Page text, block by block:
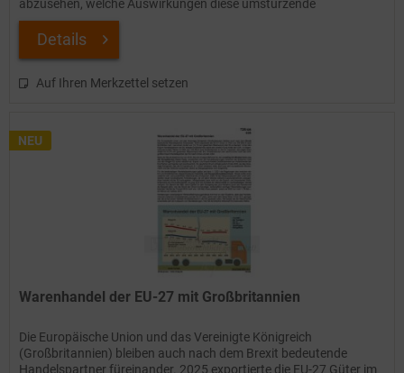
abzusehen, welche Auswirkungen diese umstürzende
Innovation...
Details
Auf Ihren Merkzettel setzen
NEU
Warenhandel der EU-27 mit Großbritannien
Die Europäische Union und das Vereinigte Königreich
(Großbritannien) bleiben auch nach dem Brexit bedeutende
Handelspartner füreinander. 2025 exportierte die EU-27 Güter im